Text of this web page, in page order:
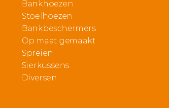
Bankhoezen
Stoelhoezen
Bankbeschermers
Op maat gemaakt
Spreien
Sierkussens
Diversen